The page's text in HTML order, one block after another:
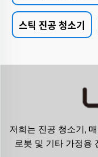
스틱 진공 청소기
저희는 진공 청소기,
로봇 및 기타 가정용